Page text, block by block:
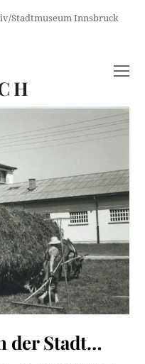
Stadtmuseum Innsbruck
der Stadt…